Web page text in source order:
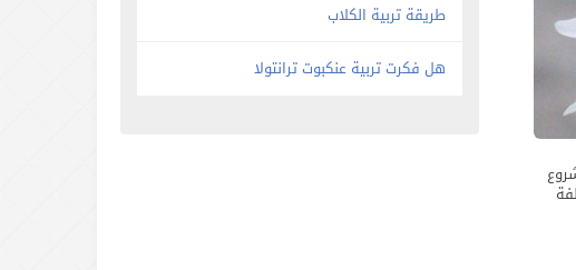
طريقة تربية الكلاب
هل فكرت تربية عنكبوت ترانتولا